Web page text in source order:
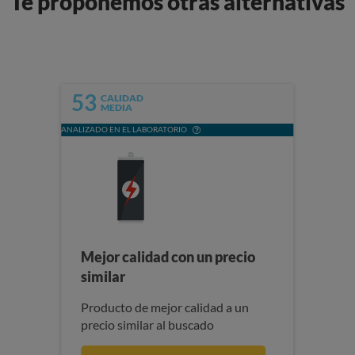
53 CALIDAD
MEDIA
ANALIZADO EN EL LABORATORIO
Mejor calidad con un precio
similar
Producto de mejor calidad a un
precio similar al buscado